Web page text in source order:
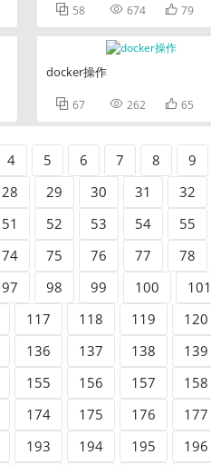
 58  674  79
docker操作
 67  262  65
4 5 6 7 8 9
28 29 30 31 32
51 52 53 54 55
74 75 76 77 78
97 98 99 100 101
117 118 119 120
136 137 138 139
155 156 157 158
174 175 176 177
193 194 195 196